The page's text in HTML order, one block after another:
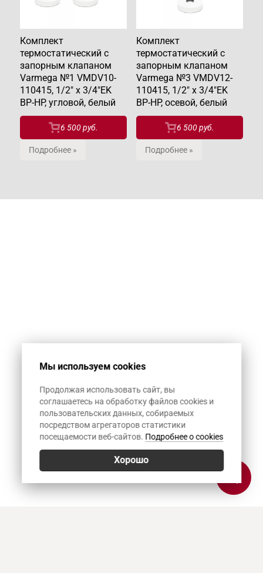
Комплект
термостатический с
запорным клапаном
Varmega №1 VMDV10-
110415, 1/2" x 3/4"EK
ВР-НР, угловой, белый
6 500 руб.
Подробнее »
Комплект
термостатический с
запорным клапаном
Varmega №3 VMDV12-
110415, 1/2" x 3/4"EK
ВР-НР, осевой, белый
6 500 руб.
Подробнее »
Мы используем cookies
Продолжая использовать сайт, вы
соглашаетесь на обработку файлов cookies и
пользовательских данных, собираемых
посредством агрегаторов статистики
посещаемости веб-сайтов. Подробнее о cookies
Хорошо